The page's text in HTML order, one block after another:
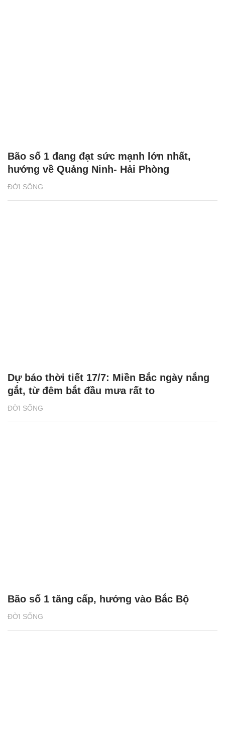
ĐỜI SỐNG
Bão số 1 đang đạt sức mạnh lớn nhất,
hướng về Quảng Ninh- Hải Phòng
ĐỜI SỐNG
Dự báo thời tiết 17/7: Miền Bắc ngày nắng
gắt, từ đêm bắt đầu mưa rất to
ĐỜI SỐNG
Bão số 1 tăng cấp, hướng vào Bắc Bộ